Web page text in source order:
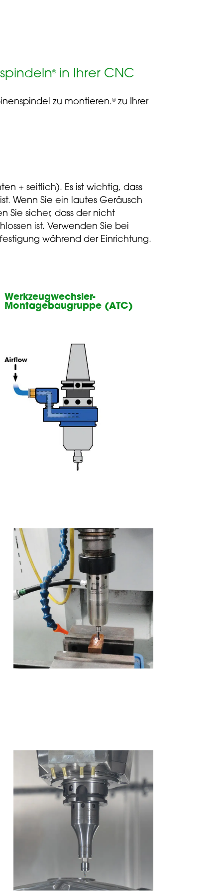
®in Ihrer CNC
zu montieren.®zu Ihrer
+ seitlich). Es ist wichtig, dass
Wenn Sie ein lautes Geräusch
Sie sicher, dass der nicht
ist. Verwenden Sie bei
während der Einrichtung.
Werkzeugwechsler-
Montagebaugruppe (ATC)